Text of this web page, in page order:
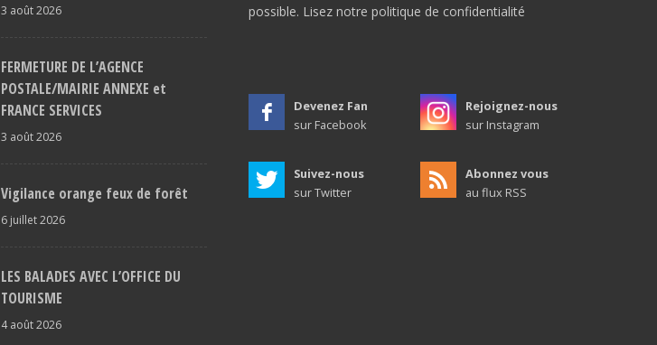
3 août 2026
FERMETURE DE L’AGENCE
POSTALE/MAIRIE ANNEXE et
FRANCE SERVICES
3 août 2026
Vigilance orange feux de forêt
6 juillet 2026
LES BALADES AVEC L’OFFICE DU
TOURISME
4 août 2026
possible. Lisez notre politique de confidentialité
Devenez Fan
sur Facebook
Rejoignez-nous
sur Instagram
Suivez-nous
sur Twitter
Abonnez vous
au flux RSS